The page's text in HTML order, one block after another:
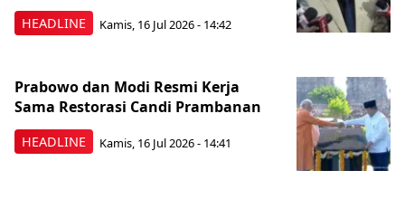
HEADLINE Kamis, 16 Jul 2026 - 14:42
HEADLINE
Prabowo dan Modi Resmi Kerja
Sama Restorasi Candi Prambanan
Kamis, 16 Jul 2026 - 14:41